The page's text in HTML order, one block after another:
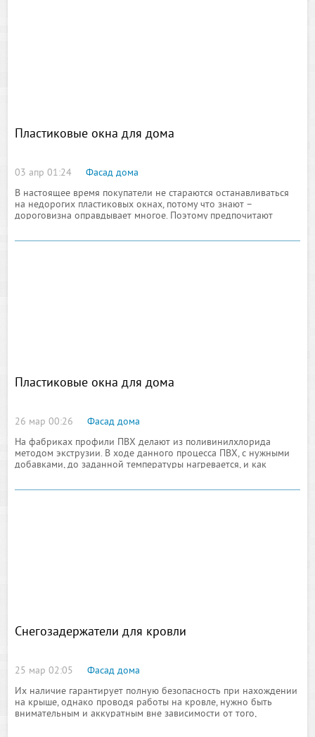
Пластиковые окна для дома
03 апр 01:24
Фасад дома
В настоящее время покупатели не стараются останавливаться
на недорогих пластиковых окнах, потому что знают –
дороговизна оправдывает многое. Поэтому предпочитают
Пластиковые окна для дома
26 мар 00:26
Фасад дома
На фабриках профили ПВХ делают из поливинилхлорида
методом экструзии. В ходе данного процесса ПВХ, с нужными
добавками, до заданной температуры нагревается, и как
необходимо теперь продавить через соответствующую
Снегозадержатели для кровли
25 мар 02:05
Фасад дома
Их наличие гарантирует полную безопасность при нахождении
на крыше, однако проводя работы на кровле, нужно быть
внимательным и аккуратным вне зависимости от того,